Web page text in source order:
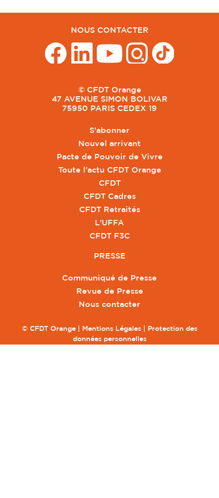
NOUS CONTACTER
© CFDT Orange
47 AVENUE SIMON BOLIVAR
75950 PARIS CEDEX 19
S'abonner
Nouvel arrivant
Pacte de Pouvoir de Vivre
Toute l'actu CFDT Orange
CFDT
CFDT Cadres
CFDT Retraités
L'UFFA
CFDT F3C
PRESSE
Communiqué de Presse
Revue de Presse
Nous contacter
© CFDT Orange | Mentions Légales|
Protection des
données personnelles